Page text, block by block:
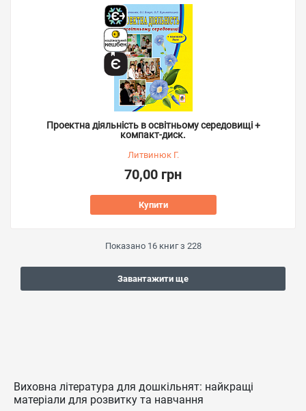
Проектна діяльність в освітньому середовищі +
компакт-диск.
Литвинюк Г.
70,00 грн
Купити
Показано 16книг з 228
Завантажити ще
Виховна література для дошкільнят: найкращі
матеріали для розвитку та навчання